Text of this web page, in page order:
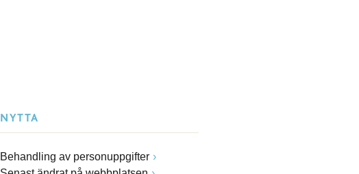
NYTTA
Behandling av personuppgifter